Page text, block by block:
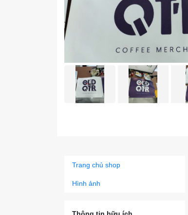
Trang chủ shop
Hình ảnh